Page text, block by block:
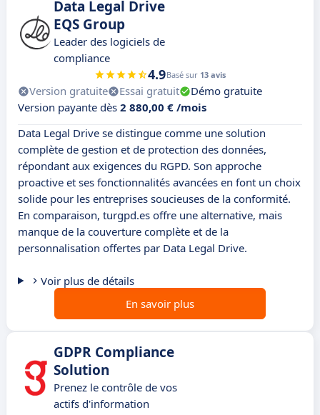
Data Legal Drive
EQS Group
Leader des logiciels de
compliance
4.9Basé sur 13 avis
Version gratuite Essai gratuit
Démo gratuite
Version payante dès 2 880,00 € /mois
Data Legal Drive se distingue comme une solution
complète de gestion et de protection des données,
répondant aux exigences du RGPD. Son approche
proactive et ses fonctionnalités avancées en font un choix
solide pour les entreprises soucieuses de la conformité.
En comparaison, turgpd.es offre une alternative, mais
manque de la couverture complète et de la
personnalisation offertes par Data Legal Drive.
Voir plus de détails
En savoir plus
GDPR Compliance
Solution
Prenez le contrôle de vos
actifs d'information